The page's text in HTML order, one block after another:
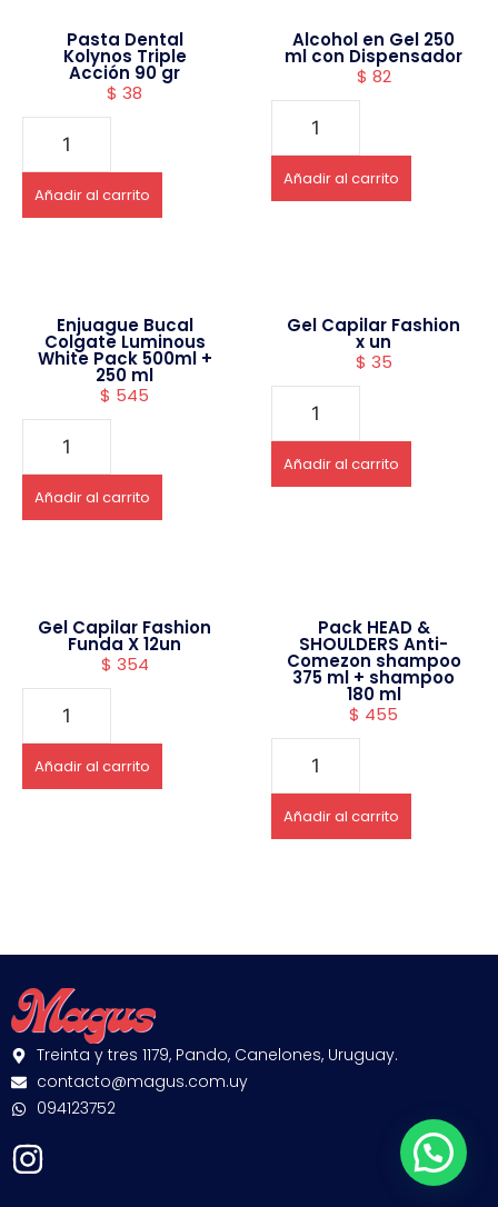
Pasta Dental
Kolynos Triple
Acción 90 gr
$ 38
Añadir al carrito
Alcohol en Gel 250
ml con Dispensador
$ 82
Añadir al carrito
Enjuague Bucal
Colgate Luminous
White Pack 500ml +
250 ml
$ 545
Añadir al carrito
Gel Capilar Fashion
x un
$ 35
Añadir al carrito
Gel Capilar Fashion
Funda X 12un
$ 354
Añadir al carrito
Pack HEAD &
SHOULDERS Anti-
Comezon shampoo
375 ml + shampoo
180 ml
$ 455
Añadir al carrito
Treinta y tres 1179, Pando, Canelones, Uruguay.
contacto@magus.com.uy
094123752